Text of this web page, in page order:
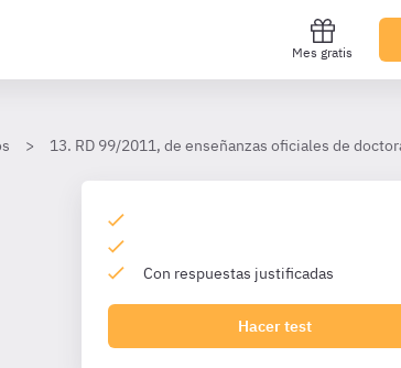
Mes gratis
13. RD 99/2011, de enseñanzas oficiales de
Con respuestas justificadas
Hacer test